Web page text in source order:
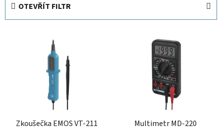
OTEVŘÍT FILTR
Zkoušečka EMOS VT-211 Multimetr MD-220